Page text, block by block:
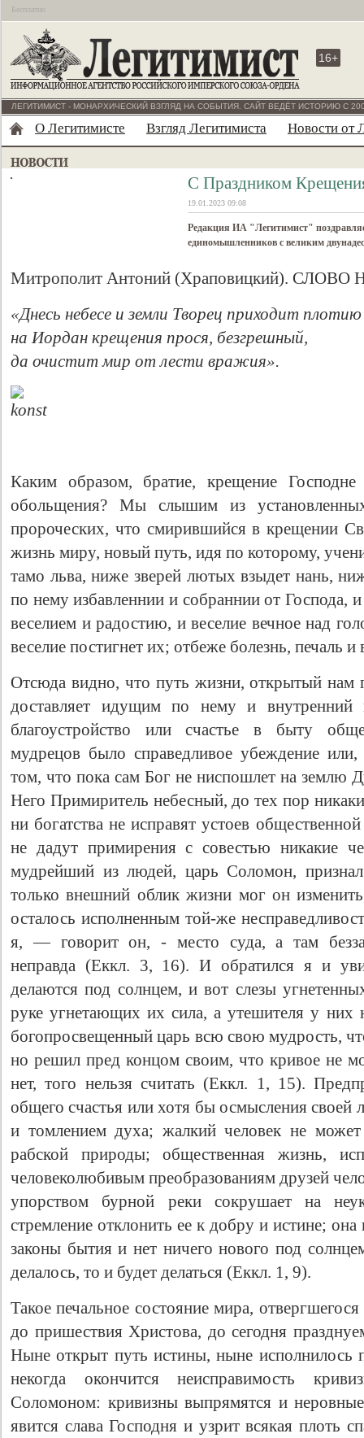
Бесплатно
16+
ЛЕГИТИМИСТ - МОНАРХИЧЕСКИЙ ВЗГЛЯД НА СОБЫТИЯ. САЙТ ВЕДЁТ ИСТОРИЮ С
О Легитимисте Взгляд Легитимиста Новости от
С Праздником
19.01.2023 09:08
Редакция ИА "Легитимист"
единомышленников с великим
Митрополит Антоний (Храповицкий).
«Днесь небесе и земли Творец приходит плотию
на Иордан крещения прося, безгрешный,
да очистит мир от лести вражия».
Каким образом, бpaтие, крещение
обольщения? Мы слышим из
пророческих, что смирившийся в крещении
жизнь миpy, новый путь, идя по которому,
тамо льва, ниже зверей лютых взыдет нань,
по нему избавленнии и собраннии от Господа,
веселием и радостию, и веселие вечное над
веселие постигнет их; отбеже болезнь, печаль
Отсюда видно, что путь жизни, открытый нам
доставляет идущим по нему и
благоустройство или счастье в быту
мудрецов было справедливое убеждение или,
том, что пока сам Бог не ниспошлет на землю
Него Примиритель небесный, до тех пор
ни богатства не исправят устоев
не дадут примирения с совестью никакие
мудрейший из людей, царь Соломон,
только внешний облик жизни мог он
осталось исполненным той-же
я, — говорит он, - место суда, а там
неправда (Еккл. 3, 16). И обратился я и
делаются под солнцем, и вот слезы
руке угнетающих их сила, а утешителя у них
богопросвещенный царь всю свою мудрость,
но решил пред концом своим, что кривое не
нет, того нельзя считать (Еккл. 1, 15).
общего счастья или хотя бы осмысления своей
и томлением духа; жалкий человек не может
рабской природы; общественная жизнь,
человеколюбивым преобразованиям друзей
упорством бурной реки сокрушает на
стремление отклонить ее к добру и истине;
законы бытия и нет ничего нового под
делалось, то и будет делаться (Еккл. 1, 9).
Такое печальное состояние миpa,
до пришествия Христова, до сегодня
Ныне открыт путь истины, ныне исполнилось
некогда окончится неисправимость
Соломоном: кривизны выпрямятся и
явится слава Господня и узрит всякая плоть
Свидетельство